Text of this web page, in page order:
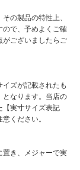
の製品の特性上、
ので、予めよくご確
がございましたらご
ズが記載されたも
となります。当店の
【実寸サイズ表記
ください。
置き、メジャーで実